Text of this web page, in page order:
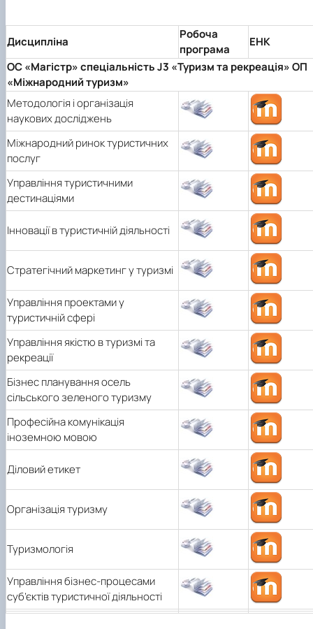
Дисципліна
Робоча
програма
ЕНК
ОС «Магістр» спеціальність J3 «Туризм та рекреація» ОП
«Міжнародний туризм»
Методологія і організація
наукових досліджень
Міжнародний ринок туристичних
послуг
Управління туристичними
дестинаціями
Інновації в туристичній діяльності
Стратегічний маркетинг у туризмі
Управління проектами у
туристичній сфері
Управління якістю в туризмі та
рекреації
Бізнес планування осель
сільського зеленого туризму
Професійна комунікація
іноземною мовою
Діловий етикет
Організація туризму
Туризмологія
Управління бізнес-процесами
суб’єктів туристичної діяльності